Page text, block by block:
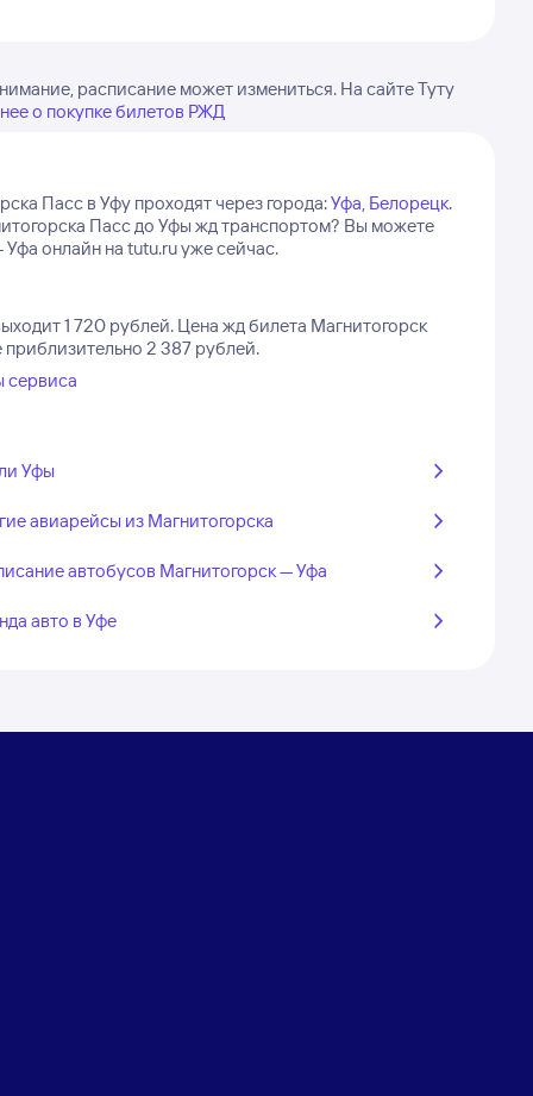
расписание может измениться. На сайте Туту
о покупке билетов РЖД
Пасс в Уфу проходят через города:Уфа, Белорецк.
Пасс до Уфы жд транспортом? Вы можете
онлайн на tutu.ru уже сейчас.
1 720 рублей. Цена жд билета Магнитогорск
приблизительно 2 387 рублей.
сервиса
Уфы
авиарейсы из Магнитогорска
автобусов Магнитогорск — Уфа
авто в Уфе